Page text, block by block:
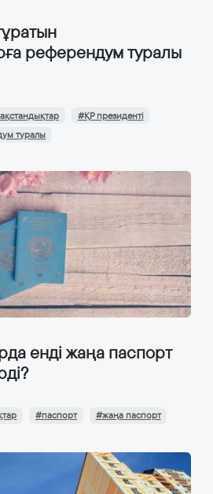
референдум туралы
#ҚР президенті
туралы
енді жаңа паспорт
#паспорт #жаңа паспорт